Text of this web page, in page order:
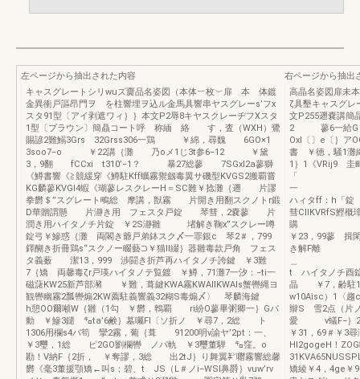
左ページから抽出された内容
キャスグレートシリwuズ齎品名姿図（本体︸枚︶扉 本 体鍍
金異衝戸謳昂門ヲ を柱響埋ヲ込ル金馬具響串ヤスグレーs’フx
スタ91型〔アイ剥遮ワィ｝｝本文P2辱8キヤスクレーヂフXスタ
1型〔ブラウン〕簡贔コート呼 称緬 絡 す，査（WXH）鷺
賜諺2難鰯3Grs 32Grss306一鶏 ￥綿，尋魏 6GO×1
3soo7−o ￥22講｛灘 乃oメ1じ3t参6−12 ￥黛
3，9翻 fCCxi t310’−1？ 暴27総蓼 7SGxl2a蓼獅
《鱒書響《≧競緩穿《鱒駐Kff蠣霧禦劔毒翼サ磯型KVGS2搬覇嘗
KG麟蓼KVGI4蝦《瑚蓼レスクレーH＝SC難￥捻灘｛遡 片謬
拳欝＄”スグレート鴫総 摩講，獣霧 片開き用翻スクノトr鍛
D華贈謂懸 片瀞き用 フェスタ戸錠 琴彗，2嚢蓼 片
潤き用ハイタノチ片錠 ￥2S瀞雛 堵解き鞠x”スクレー噂
錠弓￥鰺惑｛灘 両閣き爺戸弟鉢スク〆一罪銀c 琴2＃，799
鐸醐き折冊鶏s“スクノー畷藝⊃￥猫Il綴｝器雛毒款戸角 フェス
タ義薮 潔13，999 渉闘き折芦再ハイタノチ誇鍵 ￥3難
7｛矯 両馨毒ζr戸瑛ハイタノテ覧鍍 ￥鱒，71灘7一汐：−ti一
磁藷KW25新芦部瀦 ￥難，葺鍵KWA霧KWAIIKWAls蟹轡縄ヨ
観轡幽霧2瓢轡煽2KW薦駐義響義32糊S毒煽〆〉 琴麟海鍵
h憩OO爾噸W｛雛（1勾 ￥欝，鵯覇 ri紛O蓼畢粥卿一｝Gパ
動 ￥鰺3鑓 ㌔ta’6鹸｝墓囑Fl〔ソ折ノ ￥尋7，2総 ト
1306用欄s4パ筍 攣2霧，葡｛葺 91200明v諭ヤ’2pt：一、
￥3璽，1総 ピ2GO劉欄轡 ノパ軌 ￥3璽董騨 ㌔窪。o
勘！V納F｛2折， ￥奪謬，3総 出2tJ｝り舞翼㌢囎霧響総馨
欝《毫3董援顎矯←叫s；碧、t JS（L＃ノi−WSI鼻爵｝vuw’rv
右ページから抽出
高晶名姿図扉未
ζ具墾キャスグレ
文P255遡嚢講
2 蓼6一給G
Oxl〔〕e〔｝ア
書 ￥徳，騒1灘
1｝1《VRij9 圭
一 阪
ハィタff：h「
彗CllKVRfS鰹概
購 両開
￥23，99蓼 揖
き解F離
t ハイタノチ酉
晶 ￥7，齢駐
w10Aisc）1〈
辮S 雪2点（片
愛 v蟻F−｝2（
￥31，69＃￥3
Hl2gogeH！
矯綾￥4，4ge￥